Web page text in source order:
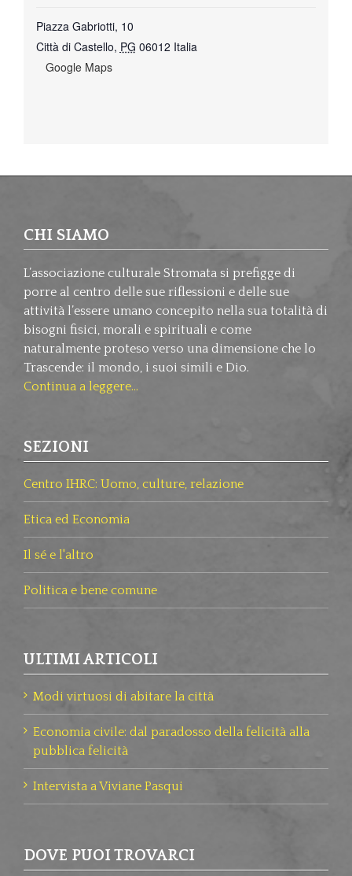
Piazza Gabriotti, 10
Città di Castello, PG 06012 Italia
+ Google Maps
CHI SIAMO
L’associazione culturale Stromata si prefigge di
porre al centro delle sue riflessioni e delle sue
attività l’essere umano concepito nella sua totalità di
bisogni fisici, morali e spirituali e come
naturalmente proteso verso una dimensione che lo
Trascende: il mondo, i suoi simili e Dio.
Continua a leggere...
SEZIONI
Centro IHRC: Uomo, culture, relazione
Etica ed Economia
Il sé e l'altro
Politica e bene comune
ULTIMI ARTICOLI
Modi virtuosi di abitare la città
Economia civile: dal paradosso della felicità alla
pubblica felicità
Intervista a Viviane Pasqui
DOVE PUOI TROVARCI